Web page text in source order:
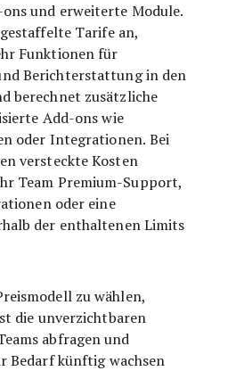
und erweiterte Module.
Tarife an,
Funktionen für
Berichterstattung in den
berechnet zusätzliche
Add-ons wie
oder Integrationen. Bei
versteckte Kosten
Team Premium-Support,
oder eine
der enthaltenen Limits
zu wählen,
die unverzichtbaren
abfragen und
Bedarf künftig wachsen